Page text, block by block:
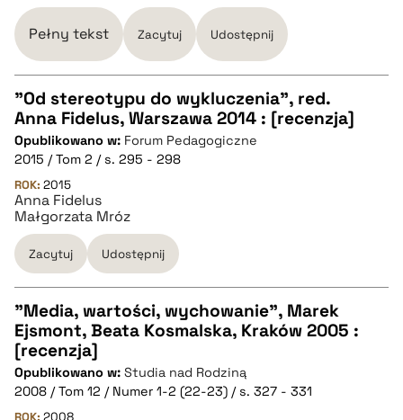
pobierz cytat
Pełny tekst Zacytuj Udostępnij
CZYSTY TEKST
pobierz cytat
BIBTEX
pobierz cytat
"Od stereotypu do wykluczenia", red.
Anna Fidelus, Warszawa 2014 : [recenzja]
Opublikowano w: Forum Pedagogiczne
2015 / Tom 2 / s. 295 - 298
ROK: 2015
Anna Fidelus
Małgorzata Mróz
Zacytuj Udostępnij
CZYSTY TEKST
pobierz cytat
"Media, wartości, wychowanie", Marek
Ejsmont, Beata Kosmalska, Kraków 2005 :
[recenzja]
Opublikowano w: Studia nad Rodziną
2008 / Tom 12 / Numer 1-2 (22-23) / s. 327 - 331
ROK: 2008